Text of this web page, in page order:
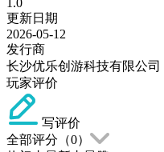
更新日期
2026-05-12
发行商
长沙优乐创游科技有限公司
玩家评价
写评价
全部评分（0）